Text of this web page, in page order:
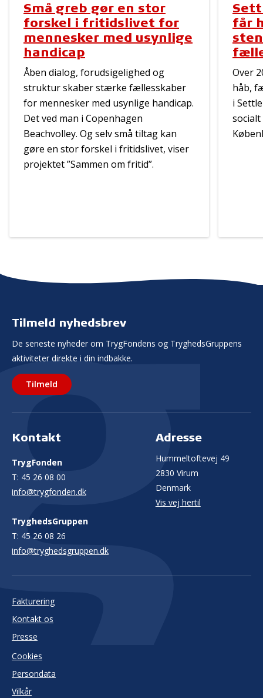
Små greb gør en stor
forskel i fritidslivet for
mennesker med usynlige
handicap
Åben dialog, forudsigelighed og
struktur skaber stærke fællesskaber
for mennesker med usynlige handicap.
Det ved man i Copenhagen
Beachvolley. Og selv små tiltag kan
gøre en stor forskel i fritidslivet, viser
projektet ”Sammen om fritid”.
får
Over
håb,
i
Tilmeld nyhedsbrev
De seneste nyheder om TrygFondens og TryghedsGruppens
aktiviteter direkte i din indbakke.
Tilmeld
Kontakt
TrygFonden
T: 45 26 08 00
info@trygfonden.dk
TryghedsGruppen
T: 45 26 08 26
info@tryghedsgruppen.dk
Adresse
Hummeltoftevej 49
2830 Virum
Denmark
Vis vej hertil
Fakturering
Kontakt os
Presse
Cookies
Persondata
Vilkår